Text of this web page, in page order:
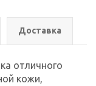
Доставка
отличного
кожи,